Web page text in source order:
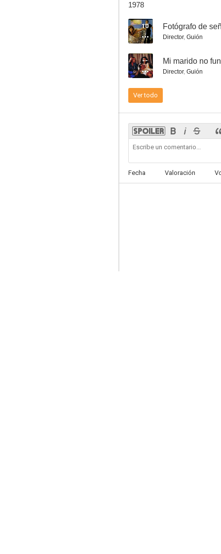
--
--
1978
10 Fotógrafo de
Director, Guión
-- Mi marido no
Director, Guión
Ver todo
Fecha Valoración